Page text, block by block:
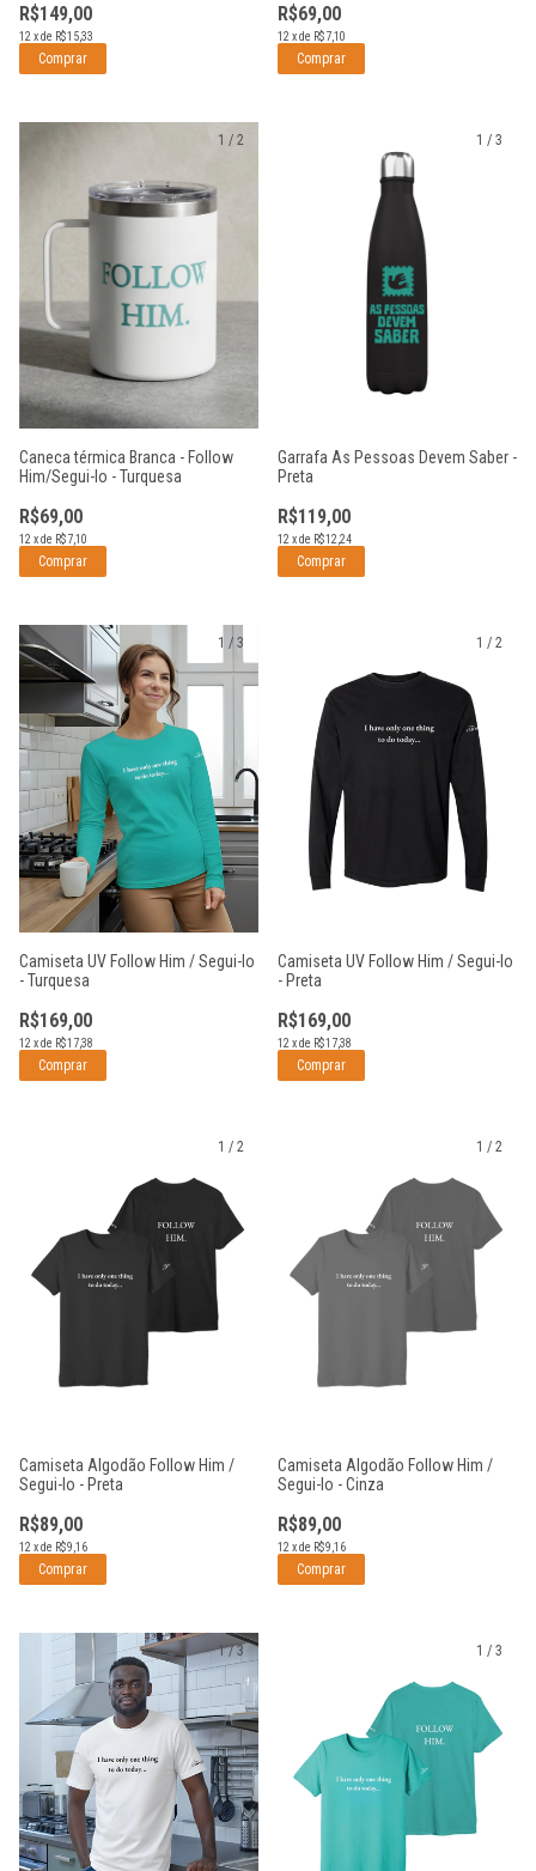
R$149,00
12 xde R$15,33
R$69,00
12 xde R$7,10
1 / 2
Caneca térmica Branca - Follow
Him/Segui-lo - Turquesa
R$69,00
12xde R$7,10
1 / 3
Garrafa As Pessoas Devem Saber -
Preta
R$119,00
12xde R$12,24
1 / 3
Camiseta UV Follow Him / Segui-lo
- Turquesa
R$169,00
12 xde R$17,38
Comprar
1 / 2
Camiseta UV Follow Him / Segui-lo
- Preta
R$169,00
12 xde R$17,38
Comprar
1 / 2
Camiseta Algodão Follow Him /
Segui-lo - Preta
R$89,00
12 xde R$9,16
Comprar
1 / 2
Camiseta Algodão Follow Him /
Segui-lo - Cinza
R$89,00
12 xde R$9,16
Comprar
1/3 1 / 3